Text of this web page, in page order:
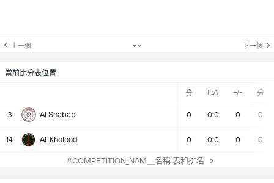
上一個 下一個
當前比分表位置
分 F:A +/- 分
13 Al Shabab 0 0:0 0 0
14 Al-Kholood 0 0:0 0 0
#COMPETITION_NAM＿名稱 表和排名